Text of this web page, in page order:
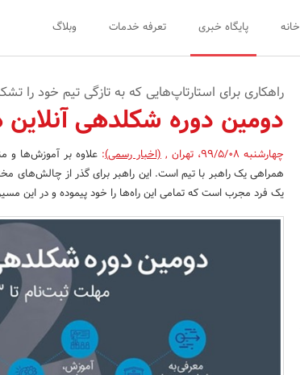
خانه پایگاه خبری تعرفه خدمات وبلاگ
راهکاری برای استارتاپ‌هایی که به تازگی تیم خود را
دومین دوره شکلدهی آنلاین
چهارشنبه 99/5/08 ، تهران , (اخبار رسمی): علاوه بر آموزش‌ها و
همراهی یک راهبر با تیم است. این راهبر برای گذر از چالش‌های
یک فرد مجرب است که تمامی این راه‌ها را خود پیموده و در این